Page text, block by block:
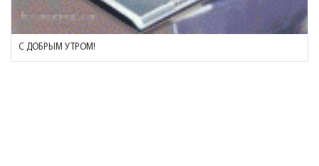
С ДОБРЫМ УТРОМ!